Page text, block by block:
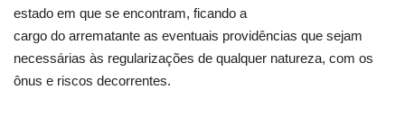
estado em que se encontram, ficando a
cargo do arrematante as eventuais providências que sejam
necessárias às regularizações de qualquer natureza, com os
ônus e riscos decorrentes.